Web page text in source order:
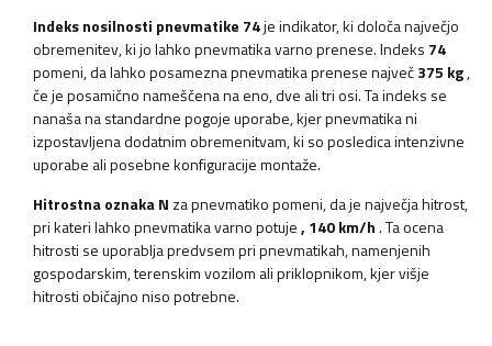
Indeks nosilnosti pnevmatike 74je indikator, ki določa največjo
obremenitev, ki jo lahko pnevmatika varno prenese. Indeks 74
pomeni, da lahko posamezna pnevmatika prenese največ375 kg,
če je posamično nameščena na eno, dve ali tri osi. Ta indeks se
nanaša na standardne pogoje uporabe, kjer pnevmatika ni
izpostavljena dodatnim obremenitvam, ki so posledica intenzivne
uporabe ali posebne konfiguracije montaže.
Hitrostna oznaka N za pnevmatiko pomeni, da je največja hitrost,
pri kateri lahko pnevmatika varno potuje, 140 km/h. Ta ocena
hitrosti se uporablja predvsem pri pnevmatikah, namenjenih
gospodarskim, terenskim vozilom ali priklopnikom, kjer višje
hitrosti običajno niso potrebne.